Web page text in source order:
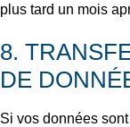
plus tard un mois
8.
DE
Si vos données